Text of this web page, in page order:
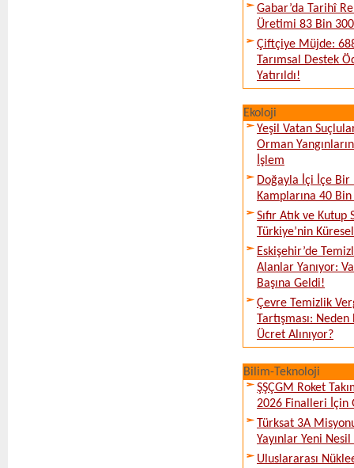
Gabar’da Tarihî
Üretimi 83 Bin
Çiftçiye Müjde:
Tarımsal Destek
Yatırıldı!
Ekoloji
Yeşil Vatan
Orman
İşlem
Doğayla İçi İçe
Kamplarına 40
Sıfır Atık ve
Türkiye’nin
Eskişehir’de
Alanlar Yanıyor:
Başına Geldi!
Çevre Temizlik
Tartışması:
Ücret Alınıyor?
Bilim-Teknoloji
ŞŞÇGM Roket
2026 Finalleri İçin
Türksat 3A
Yayınlar Yeni
Uluslararası